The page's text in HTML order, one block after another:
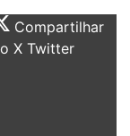
Compartilhar
X Twitter